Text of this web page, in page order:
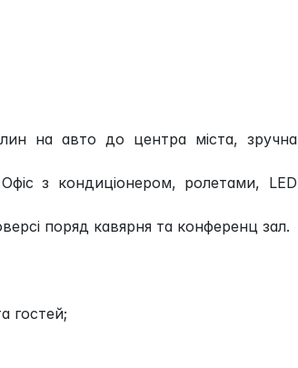
на авто до центра міста, зручна
з кондиціонером, ролетами, LED
поряд кавярня та конференц зал.
гостей;